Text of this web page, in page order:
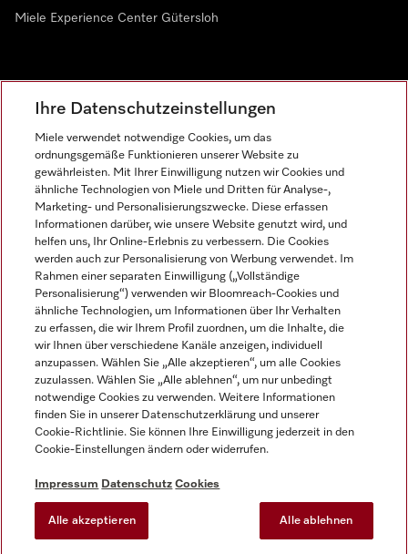
Miele Experience Center Gütersloh
AGB
Datenschutz
Nutzungsbedingungen
Barrierefreiheitserklärung
EU-Gesetzen über digitale Dienste
Cookie-Einstellungen
Miele auf Instagram
Miele auf Facebook
Miele auf Youtube
Ihre Datenschutzeinstellungen
Miele verwendet notwendige Cookies, um das
ordnungsgemäße Funktionieren unserer Website zu
gewährleisten. Mit Ihrer Einwilligung nutzen wir Cookies und
ähnliche Technologien von Miele und Dritten für Analyse-,
Marketing- und Personalisierungszwecke. Diese erfassen
Informationen darüber, wie unsere Website genutzt wird, und
helfen uns, Ihr Online-Erlebnis zu verbessern. Die Cookies
werden auch zur Personalisierung von Werbung verwendet. Im
Rahmen einer separaten Einwilligung („Vollständige
Personalisierung“) verwenden wir Bloomreach-Cookies und
ähnliche Technologien, um Informationen über Ihr Verhalten
zu erfassen, die wir Ihrem Profil zuordnen, um die Inhalte, die
wir Ihnen über verschiedene Kanäle anzeigen, individuell
anzupassen. Wählen Sie „Alle akzeptieren“, um alle Cookies
zuzulassen. Wählen Sie „Alle ablehnen“, um nur unbedingt
notwendige Cookies zu verwenden. Weitere Informationen
finden Sie in unserer Datenschutzerklärung und unserer
Cookie-Richtlinie. Sie können Ihre Einwilligung jederzeit in den
Cookie-Einstellungen ändern oder widerrufen.
Impressum Datenschutz Cookies
Alle akzeptieren Alle ablehnen